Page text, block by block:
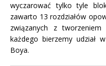
wyczarować tylko tyle
zawarto 13 rozdziałów
związanych z
każdego bierzemy udział
Boya.